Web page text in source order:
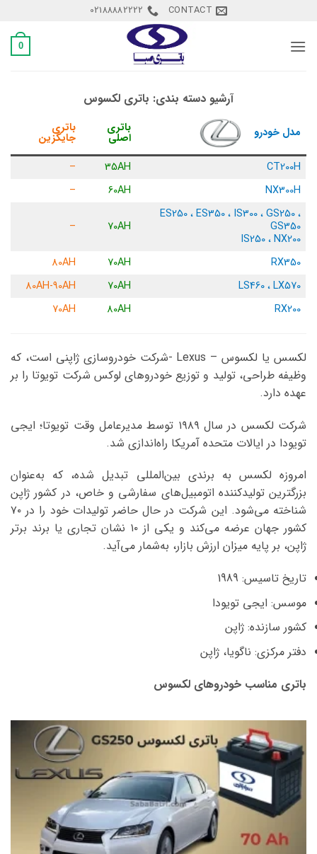
content
CONTACT
02188882222
0
آرشیو دسته بندی: باتری لکسوس
مدل خودرو باتری
اصلی
باتری
جایگزین
CT200H
35AH
–
NX300H
60AH
–
ES250 ، ES350 ، IS300 ، GS250 ،
GS350
IS250 ، NX200
70AH
–
RX350
70AH
80AH
LS460 ، LX570
70AH
80AH-90AH
RX200
80AH
70AH
لکسس یا لکسوس – Lexus -شرکت خودروسازی ژاپنی است، که
وظیفه طراحی، تولید و توزیع خودروهای لوکس شرکت تویوتا را بر
عهده دارد.
شرکت لکسس در سال ۱۹۸۹ توسط مدیرعامل وقت تویوتا؛ ایجی
تویودا در ایالات متحده آمریکا راه‌اندازی شد.
امروزه لکسس به برندی بین‌المللی تبدیل شده، که به‌عنوان
بزرگترین تولیدکننده اتومبیل‌های سفارشی و خاص، در کشور ژاپن
شناخته می‌شود. این شرکت در حال حاضر تولیدات خود را در ۷۰
کشور جهان عرضه می‌کند و یکی از ۱۰ نشان تجاری یا برند برتر
ژاپن، بر پایه میزان ارزش بازار، به‌شمار می‌آید.
تاریخ تاسیس: 1989
موسس: ایجی تویودا
کشور سازنده: ژاپن
دفتر مرکزی: ناگویا، ژاپن
باتری مناسب خودروهای لکسوس